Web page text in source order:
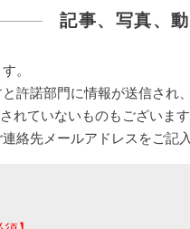
記事、写真、
。
許諾部門に情報が送信され
れていないものもございま
絡先メールアドレスをご記